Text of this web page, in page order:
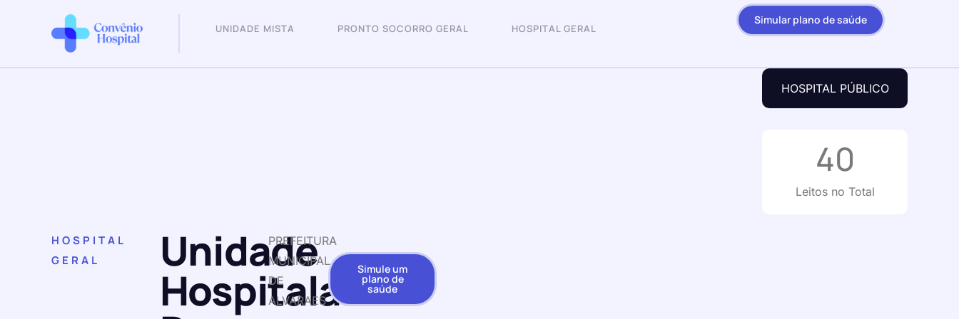
UNIDADE MISTA PRONTO SOCORRO GERAL HOSPITAL GERAL
Simular plano de saúde
HOSPITAL
GERAL
Unidade
Hospitalar
PREFEITURA
MUNICIPAL
DE
ALVARAES
Simule um
plano de
saúde
HOSPITAL PÚBLICO
Leitos no Total
40